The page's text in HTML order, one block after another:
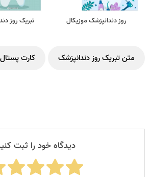
روز دندانپزشک موزیکال تبریک روز
متن تبریک روز دندانپزشک کارت
دیدگاه خود را ثبت